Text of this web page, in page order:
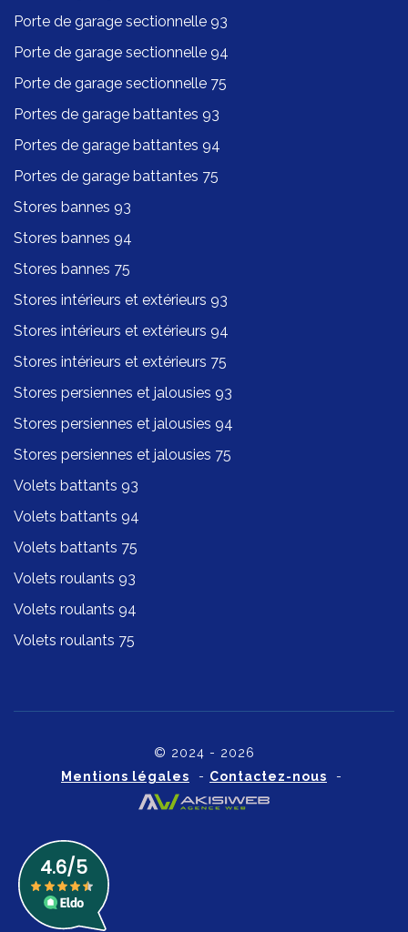
Porte de garage sectionnelle 93
Porte de garage sectionnelle 94
Porte de garage sectionnelle 75
Portes de garage battantes 93
Portes de garage battantes 94
Portes de garage battantes 75
Stores bannes 93
Stores bannes 94
Stores bannes 75
Stores intérieurs et extérieurs 93
Stores intérieurs et extérieurs 94
Stores intérieurs et extérieurs 75
Stores persiennes et jalousies 93
Stores persiennes et jalousies 94
Stores persiennes et jalousies 75
Volets battants 93
Volets battants 94
Volets battants 75
Volets roulants 93
Volets roulants 94
Volets roulants 75
© 2024 - 2026
Mentions légales - Contactez-nous -